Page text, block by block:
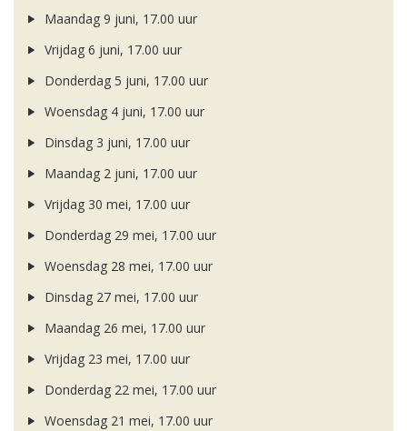
Maandag 9 juni, 17.00 uur
Vrijdag 6 juni, 17.00 uur
Donderdag 5 juni, 17.00 uur
Woensdag 4 juni, 17.00 uur
Dinsdag 3 juni, 17.00 uur
Maandag 2 juni, 17.00 uur
Vrijdag 30 mei, 17.00 uur
Donderdag 29 mei, 17.00 uur
Woensdag 28 mei, 17.00 uur
Dinsdag 27 mei, 17.00 uur
Maandag 26 mei, 17.00 uur
Vrijdag 23 mei, 17.00 uur
Donderdag 22 mei, 17.00 uur
Woensdag 21 mei, 17.00 uur